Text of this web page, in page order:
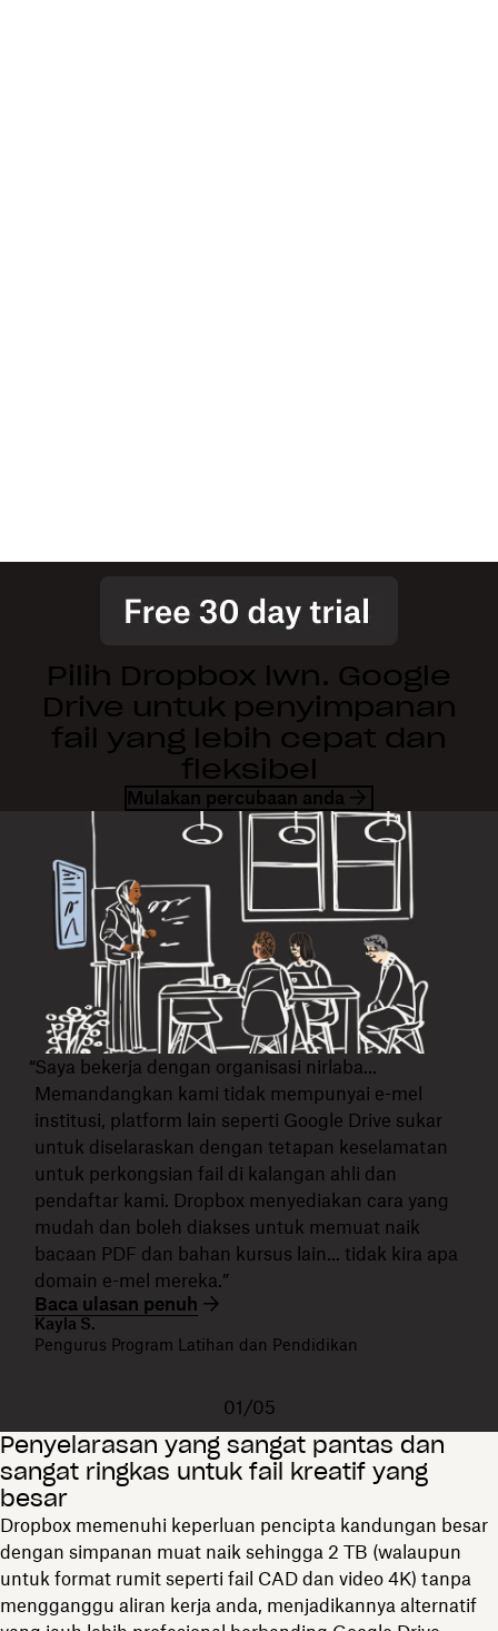
Pilih Dropbox lwn. Google
Drive untuk penyimpanan
fail yang lebih cepat dan
fleksibel
Mulakan percubaan anda
“Saya bekerja dengan organisasi nirlaba...
Memandangkan kami tidak mempunyai e-mel
institusi, platform lain seperti Google Drive sukar
untuk diselaraskan dengan tetapan keselamatan
untuk perkongsian fail di kalangan ahli dan
pendaftar kami. Dropbox menyediakan cara yang
mudah dan boleh diakses untuk memuat naik
bacaan PDF dan bahan kursus lain... tidak kira apa
domain e-mel mereka.”
Baca ulasan penuh
Kayla S.
Pengurus Program Latihan dan Pendidikan
01/05
Penyelarasan yang sangat pantas dan
sangat ringkas untuk fail kreatif yang
besar
Dropbox memenuhi keperluan pencipta kandungan besar
dengan simpanan muat naik sehingga 2 TB (walaupun
untuk format rumit seperti fail CAD dan video 4K) tanpa
mengganggu aliran kerja anda, menjadikannya alternatif